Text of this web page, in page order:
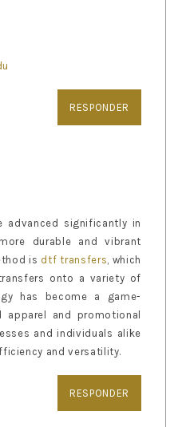
RESPONDER
advanced significantly in
durable and vibrant
is dtf transfers, which
onto a variety of
has become a game-
apparel and promotional
and individuals alike
and versatility.
RESPONDER